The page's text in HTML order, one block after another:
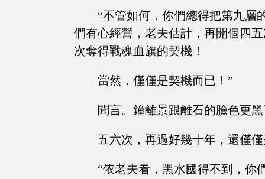
“不管如何，你們總得把第九層
們有心經營，老夫估計，再開個四
次奪得戰魂血旗的契機！
當然，僅僅是契機而已！”
聞言。鐘離景跟離石的臉色更
五六次，再過好幾十年，還僅
“依老夫看，黑水國得不到，你